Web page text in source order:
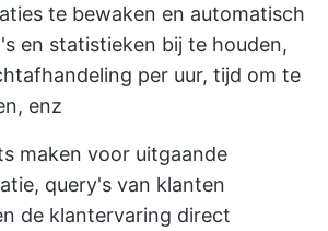
te bewaken en automatisch
en statistieken bij te houden,
per uur, tijd om te
enz
maken voor uitgaande
query's van klanten
de klantervaring direct